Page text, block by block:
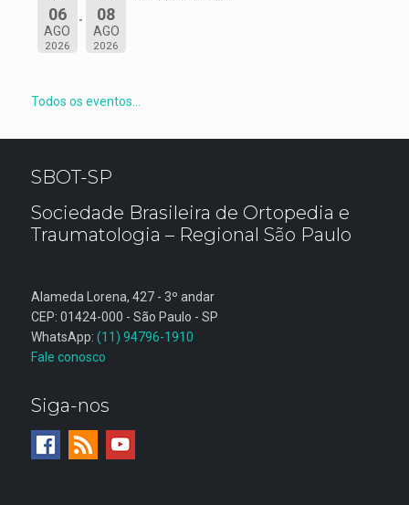
06
AGO
2026
08
AGO
2026
Todos os eventos...
SBOT-SP
Sociedade Brasileira de Ortopedia e
Traumatologia – Regional São Paulo
Alameda Lorena, 427 - 3º andar
CEP: 01424-000 - São Paulo - SP
WhatsApp: (11) 94796-1910
Fale conosco
Siga-nos